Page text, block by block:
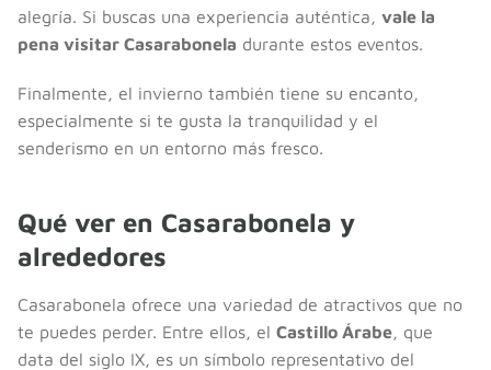
alegría. Si buscas una experiencia auténtica, vale la
pena visitar Casarabonela durante estos eventos.
Finalmente, el invierno también tiene su encanto,
especialmente si te gusta la tranquilidad y el
senderismo en un entorno más fresco.
Qué ver en Casarabonela y
alrededores
Casarabonela ofrece una variedad de atractivos que no
te puedes perder. Entre ellos, el Castillo Árabe, que
data del siglo IX, es un símbolo representativo del